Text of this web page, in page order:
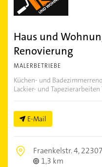
Haus und
Renovierung
MALERBETRIEBE
Küchen- und
Lackier- und Tapezierarbeiten
E-Mail
Fraenkelstr. 4,
1,3 km